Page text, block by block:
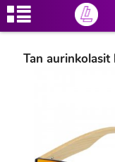
Tan aurinkolasit